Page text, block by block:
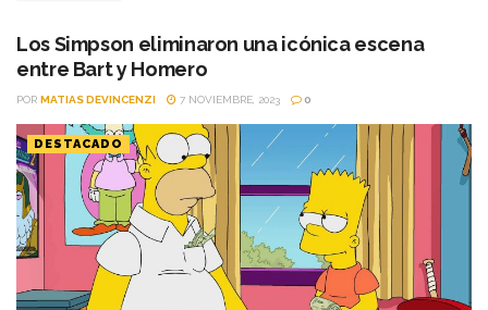
sátira de la sociedad estadounidense que narra la vida y el...
Los Simpson eliminaron una icónica escena
entre Bart y Homero
POR MATIAS DEVINCENZI 7 NOVIEMBRE, 2023 0
DESTACADO